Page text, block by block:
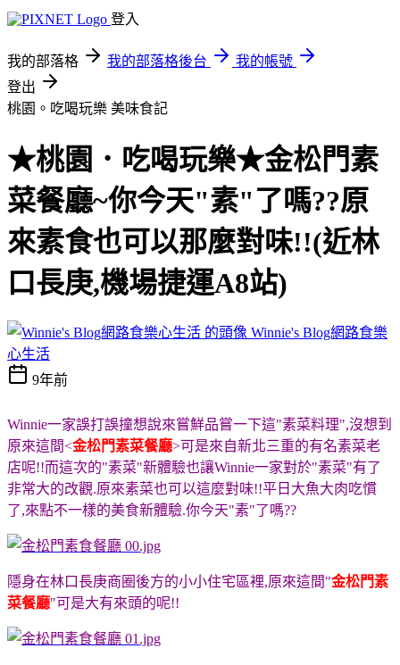
登入
我的部落格 我的部落格後台
我的帳號
登出
桃園。吃喝玩樂 美味食記
★桃園．吃喝玩樂★金松門素
菜餐廳~你今天"素"了嗎??原
來素食也可以那麼對味!!(近林
口長庚,機場捷運A8站)
Winnie's Blog網路食樂
心生活
9年前
Winnie一家誤打誤撞想說來嘗鮮品嘗一下這"素菜料理",沒想到
原來這間<金松門素菜餐廳>可是來自新北三重的有名素菜老
店呢!!而這次的"素菜"新體驗也讓Winnie一家對於"素菜"有了
非常大的改觀.原來素菜也可以這麼對味!!平日大魚大肉吃慣
了,來點不一樣的美食新體驗.你今天"素"了嗎??
隱身在林口長庚商圈後方的小小住宅區裡,原來這間"金松門素
菜餐廳"可是大有來頭的呢!!